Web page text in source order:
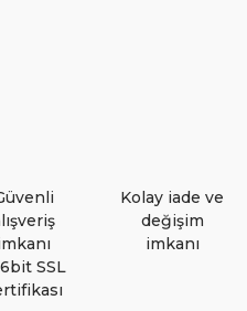
SSL
Kolay iade ve
değişim
imkanı